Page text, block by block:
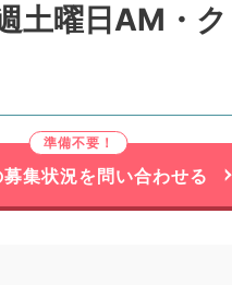
土曜日AM・
集状況を問い合わせる